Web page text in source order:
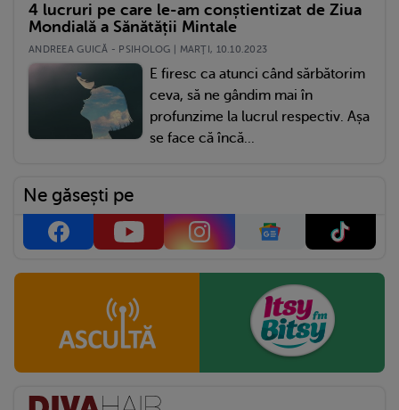
4 lucruri pe care le-am conștientizat de Ziua
Mondială a Sănătății Mintale
ANDREEA GUICĂ - PSIHOLOG | MARŢI, 10.10.2023
E firesc ca atunci când sărbătorim
ceva, să ne gândim mai în
profunzime la lucrul respectiv. Așa
se face că încă...
Ne găsești pe